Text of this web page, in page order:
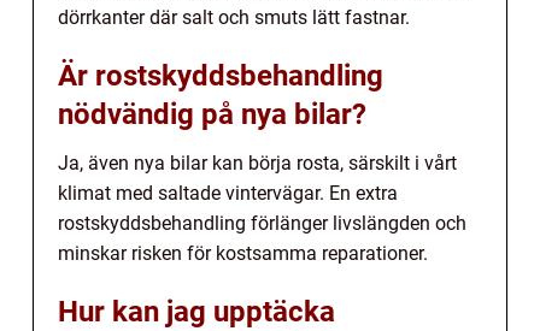
dörrkanter där salt och smuts lätt fastnar.
Är rostskyddsbehandling
nödvändig på nya bilar?
Ja, även nya bilar kan börja rosta, särskilt i vårt
klimat med saltade vintervägar. En extra
rostskyddsbehandling förlänger livslängden och
minskar risken för kostsamma reparationer.
Hur kan jag upptäcka